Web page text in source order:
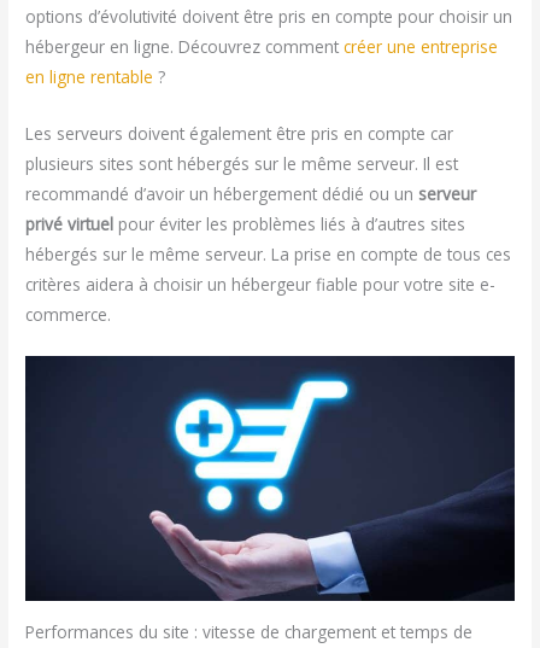
options d’évolutivité doivent être pris en compte pour choisir un
hébergeur en ligne. Découvrez commentcréer une entreprise
en ligne rentable?
Les serveurs doivent également être pris en compte car
plusieurs sites sont hébergés sur le même serveur. Il est
recommandé d’avoir un hébergement dédié ou un serveur
privé virtuel pour éviter les problèmes liés à d’autres sites
hébergés sur le même serveur. La prise en compte de tous ces
critères aidera à choisir un hébergeur fiable pour votre site e-
commerce.
Performances du site : vitesse de chargement et temps de